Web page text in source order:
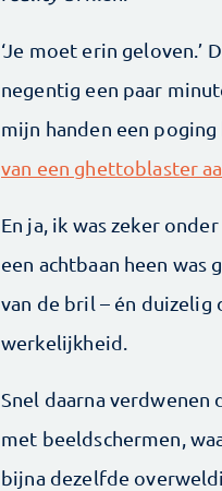
‘Je moet erin geloven.’
negentig een paar
mijn handen een
van een ghettoblaster
En ja, ik was zeker
een achtbaan heen was
van de bril – én
werkelijkheid.
Snel daarna verdwenen
met beeldschermen,
bijna dezelfde